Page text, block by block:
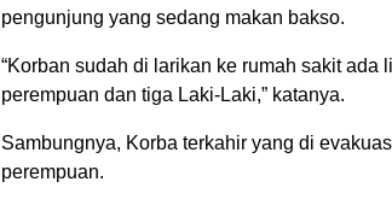
pengunjung yang sedang makan bakso.
“Korban sudah di larikan ke rumah sakit ada
perempuan dan tiga Laki-Laki,” katanya.
Sambungnya, Korba terkahir yang di
perempuan.